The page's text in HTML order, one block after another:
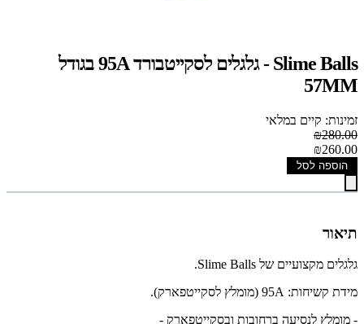
Slime Balls - גלגלים לסקייטבורד 95A בגודל
57MM
זמינות: קיים במלאי
₪280.00
₪260.00
הוספה לסל
תיאור
גלגלים מקצועיים של Slime Balls.
מידת קשיחות: 95A (מומלץ לסקייטפארק).
- מומלץ לנסיעה ברחובות ובסקייטפארק -